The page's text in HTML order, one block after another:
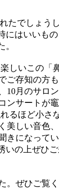
でしょう
にはいいも
しいこの「鼻
ご存知の方
10月のサロ
ンサートが
るほど小さ
美しい音色
きになって
いの上ぜひ
。ぜひご覧